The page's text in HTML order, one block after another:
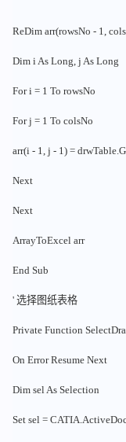
ReDim arr(rowsNo - 1,
Dim i As Long, j As Long
For i = 1 To rowsNo
For j = 1 To colsNo
arr(i - 1, j - 1) =
Next
Next
ArrayToExcel arr
End Sub
' 选择图纸表格
Private Function
On Error Resume Next
Dim sel As Selection
Set sel =